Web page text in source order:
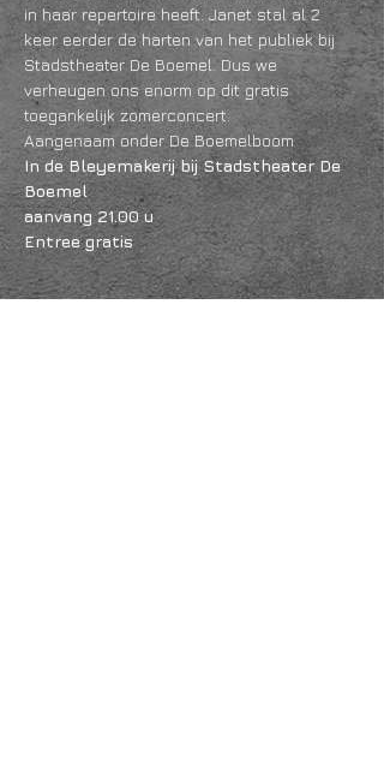
in haar repertoire heeft. Janet stal al 2
keer eerder de harten van het publiek bij
Stadstheater De Boemel. Dus we
verheugen ons enorm op dit gratis
toegankelijk zomerconcert.
Aangenaam onder De Boemelboom
In de Bleyemakerij bij Stadstheater De
Boemel
aanvang 21.00 u
Entree gratis